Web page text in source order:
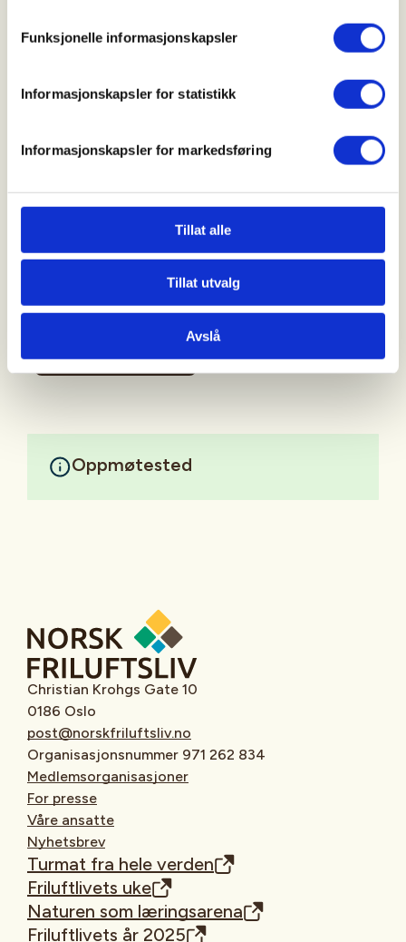
Funksjonelle informasjonskapsler
Informasjonskapsler for statistikk
Informasjonskapsler for markedsføring
Tillat alle
Tillat utvalg
Avslå
leirdue med hagle.
Helt ny eller erfaren, så ønsker vi deg velkommen, vi
er mange instruktører som kan hjelpe. Hagleskyting
på jakt til høsten.
Velkommen til oss!
Oppmøtested
Christian Krohgs Gate 10
0186 Oslo
post@norskfriluftsliv.no
Organisasjonsnummer 971 262 834
Medlemsorganisasjoner
For presse
Våre ansatte
Nyhetsbrev
Turmat fra hele verden
Friluftlivets uke
Naturen som læringsarena
Friluftlivets år 2025